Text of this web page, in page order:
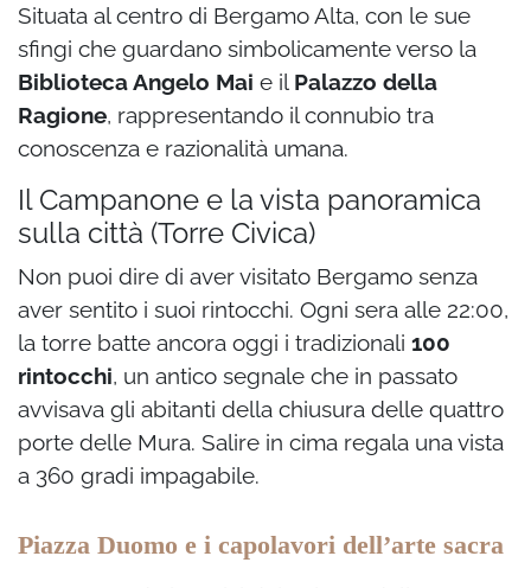
Situata al centro di Bergamo Alta, con le sue
sfingi che guardano simbolicamente verso la
Biblioteca Angelo Mai e il Palazzo della
Ragione, rappresentando il connubio tra
conoscenza e razionalità umana.
Il Campanone e la vista panoramica
sulla città (Torre Civica)
Non puoi dire di aver visitato Bergamo senza
aver sentito i suoi rintocchi. Ogni sera alle 22:00,
la torre batte ancora oggi i tradizionali 100
rintocchi, un antico segnale che in passato
avvisava gli abitanti della chiusura delle quattro
porte delle Mura. Salire in cima regala una vista
a 360 gradi impagabile.
Piazza Duomo e i capolavori dell’arte sacra